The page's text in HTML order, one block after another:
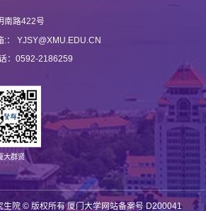
南路422号
： YJSY@XMU.EDU.CN
：0592-2186259
大群贤
生院 © ️版权所有 厦门大学网站备案号 D200041